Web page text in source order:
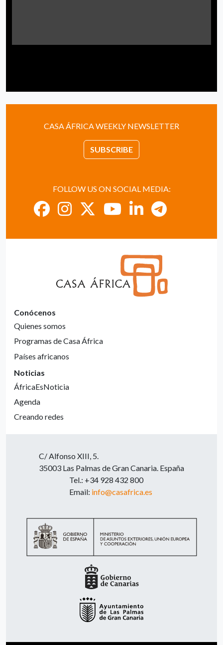
CASA ÁFRICA WEEKLY NEWSLETTER
SUBSCRIBE
FOLLOW US ON SOCIAL MEDIA:
Conócenos
Quienes somos
Programas de Casa África
Países africanos
Noticias
ÁfricaEsNoticia
Agenda
Creando redes
C/ Alfonso XIII, 5.
35003 Las Palmas de Gran Canaria. España
Tel.: +34 928 432 800
Email: info@casafrica.es